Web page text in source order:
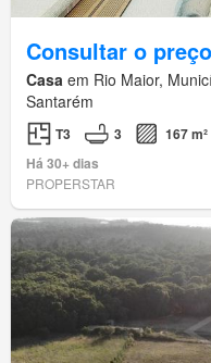
Consultar o preço
Casa em Rio Maior,
Santarém
T3 3
167 m²
Há 30+ dias
PROPERSTAR